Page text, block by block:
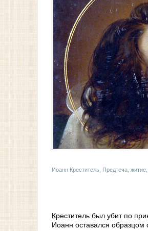
Иоанн Креститель, Предтеча,
Креститель был убит по
Иоанн оставался образцом